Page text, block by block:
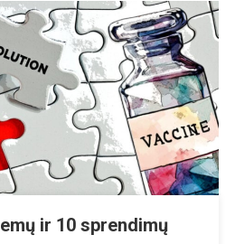
Mirtingumu
ir 10 sprendimų